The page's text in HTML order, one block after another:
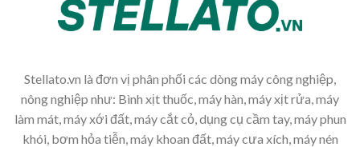
Stellato.vn là đơn vị phân phối các dòng máy công nghiệp,
nông nghiệp như: Bình xịt thuốc, máy hàn, máy xịt rửa, máy
làm mát, máy xới đất, máy cắt cỏ, dụng cụ cầm tay, máy phun
khói, bơm hỏa tiễn, máy khoan đất, máy cưa xích, máy nén